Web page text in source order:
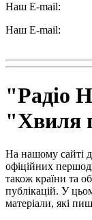
Наш E-mail:
Наш E-mail:
"Радіо
"Хвиля
На нашому сайті
офіційних
також країни та
публікацій. У
матеріали, які